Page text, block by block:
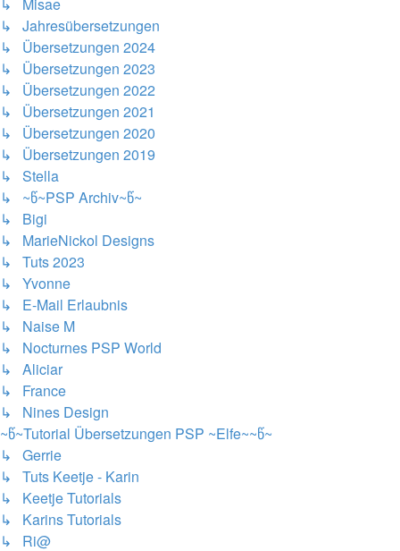
↳ Jahresübersetzungen
↳ Übersetzungen 2024
↳ Übersetzungen 2023
↳ Übersetzungen 2022
↳ Übersetzungen 2021
↳ Übersetzungen 2020
↳ Übersetzungen 2019
↳ Stella
↳ ~წ~PSP Archiv~წ~
↳ Bigi
↳ MarieNickol Designs
↳ Tuts 2023
↳ Yvonne
↳ E-Mail Erlaubnis
↳ Naise M
↳ Nocturnes PSP World
↳ Aliciar
↳ France
↳ Nines Design
~წ~Tutorial Übersetzungen PSP ~Elfe~~წ~
↳ Gerrie
↳ Tuts Keetje - Karin
↳ Keetje Tutorials
↳ Karins Tutorials
↳ Ri@